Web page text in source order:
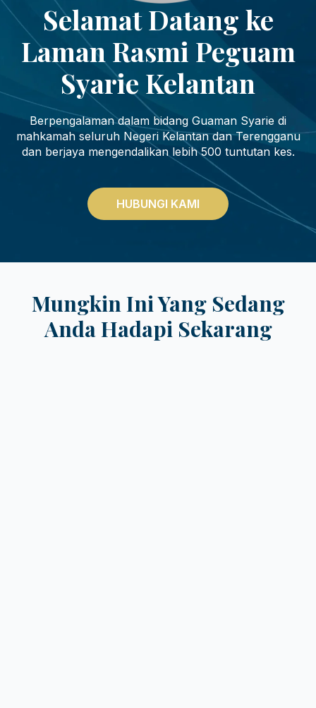
Selamat Datang ke
Laman Rasmi Peguam
Syarie Kelantan
Berpengalaman dalam bidang Guaman Syarie di
mahkamah seluruh Negeri Kelantan dan Terengganu
dan berjaya mengendalikan lebih 500 tuntutan kes.
HUBUNGI KAMI
Mungkin Ini Yang Sedang
Anda Hadapi Sekarang